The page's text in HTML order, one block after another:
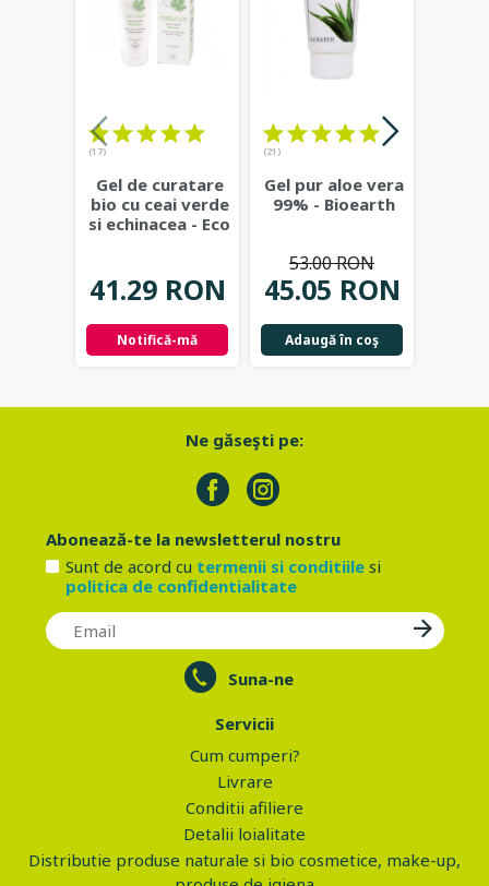
(17)
Gel de curatare
bio cu ceai verde
si echinacea - Eco
41.29 RON
Notifică-mă
(21)
Gel pur aloe vera
99% - Bioearth
45.05 RON
53.00 RON
Adaugă în coş
Ne găseşti pe:
Abonează-te la newsletterul nostru
Sunt de acord cu termenii si conditiilesi
politica de confidentialitate
Suna-ne
Servicii
Cum cumperi?
Livrare
Conditii afiliere
Detalii loialitate
Distributie produse naturale si bio cosmetice, make-up,